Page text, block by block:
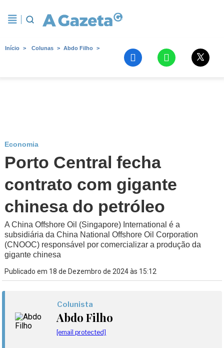
Início Colunas Abdo Filho
Economia
Porto Central fecha
contrato com gigante
chinesa do petróleo
A China Offshore Oil (Singapore) International é a
subsidiária da China National Offshore Oil Corporation
(CNOOC) responsável por comercializar a produção da
gigante chinesa
Publicado em 18 de Dezembro de 2024 às 15:12
Colunista
Abdo Filho
[email protected]